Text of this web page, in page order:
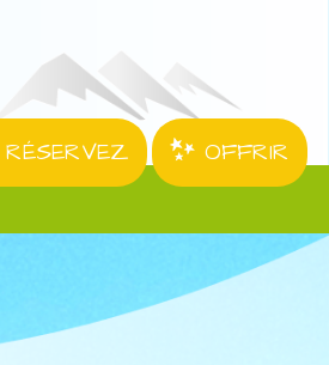
RÉSERVEZ
OFFRIR